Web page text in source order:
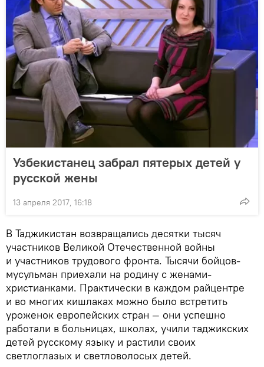
Узбекистанец забрал пятерых детей у
русской жены
13 апреля 2017, 16:18
В Таджикистан возвращались десятки тысяч
участников Великой Отечественной войны
и участников трудового фронта. Тысячи бойцов-
мусульман приехали на родину с женами-
христианками. Практически в каждом райцентре
и во многих кишлаках можно было встретить
уроженок европейских стран — они успешно
работали в больницах, школах, учили таджикских
детей русскому языку и растили своих
светлоглазых и светловолосых детей.